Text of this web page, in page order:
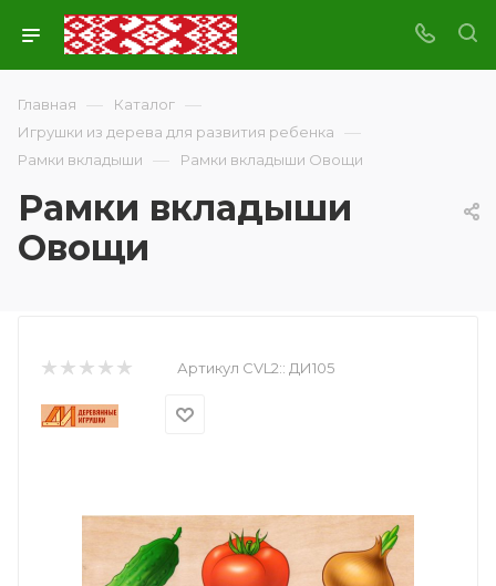
Главная — Каталог —
Игрушки из дерева для развития ребенка —
Рамки вкладыши — Рамки вкладыши Овощи
Рамки вкладыши
Овощи
Артикул CVL2:: ДИ105